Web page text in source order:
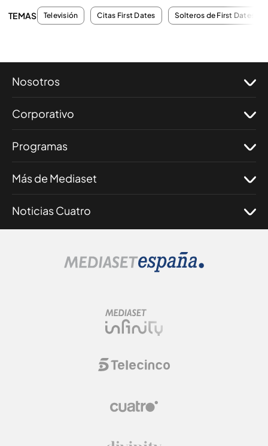
TEMAS Televisión Citas First Dates Solteros de First Dates
Nosotros
Corporativo
Programas
Más de Mediaset
Noticias Cuatro